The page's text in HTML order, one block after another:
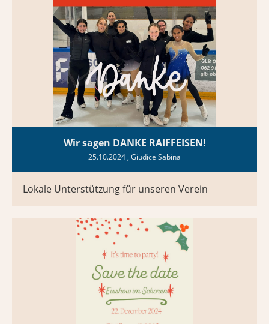
Wir sagen DANKE RAIFFEISEN!
25.10.2024 , Giudice Sabina
Lokale Unterstützung für unseren Verein